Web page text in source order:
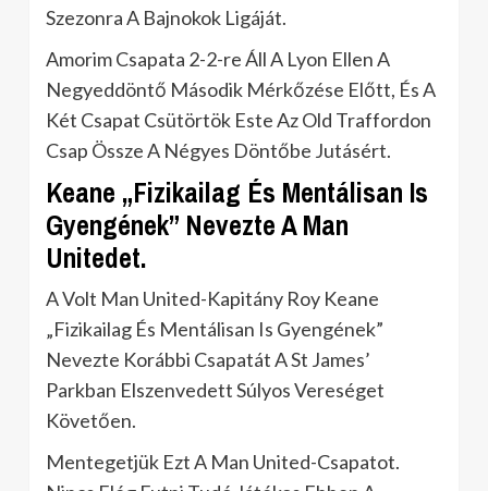
Szezonra A Bajnokok Ligáját.
Amorim Csapata 2-2-re Áll A Lyon Ellen A
Negyeddöntő Második Mérkőzése Előtt, És A
Két Csapat Csütörtök Este Az Old Traffordon
Csap Össze A Négyes Döntőbe Jutásért.
Keane „Fizikailag És Mentálisan Is
Gyengének” Nevezte A Man
Unitedet.
A Volt Man United-Kapitány Roy Keane
„Fizikailag És Mentálisan Is Gyengének”
Nevezte Korábbi Csapatát A St James’
Parkban Elszenvedett Súlyos Vereséget
Követően.
Mentegetjük Ezt A Man United-Csapatot.